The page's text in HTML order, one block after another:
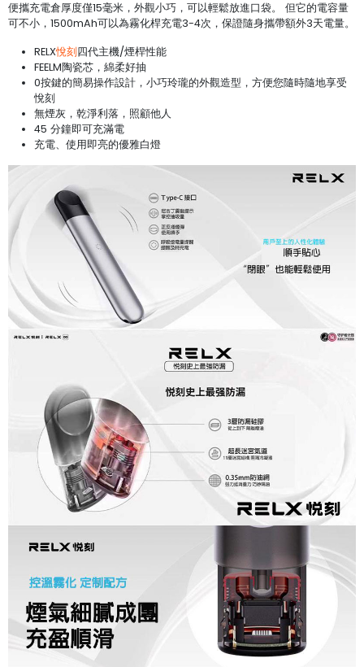
便攜充電倉厚度僅15毫米，外觀小巧，可以輕鬆放進口袋。 但它的電容量
可不小，1500mAh可以為霧化桿充電3-4次，保證隨身攜帶額外3天電量。
RELX悅刻四代主機/煙桿性能
FEELM陶瓷芯，綿柔好抽
0按鍵的簡易操作設計，小巧玲瓏的外觀造型，方便您隨時隨地享受
悅刻
無煙灰，乾淨利落，照顧他人
45 分鐘即可充滿電
充電、使用即亮的優雅白燈